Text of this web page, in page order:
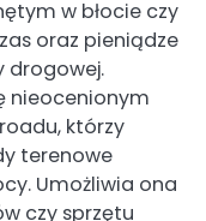
w błocie czy
oraz pieniądze
drogowej.
nieocenionym
którzy
terenowe
Umożliwia ona
czy sprzętu